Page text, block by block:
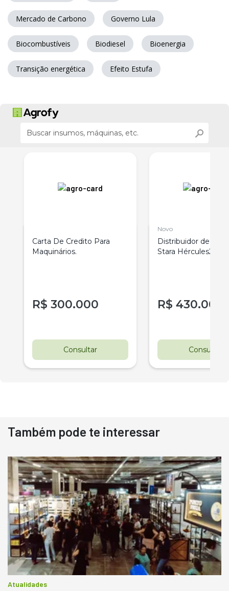
Mercado de Carbono Governo Lula
Biocombustíveis Biodiesel Bioenergia
Transição energética Efeito Estufa
Carta De Credito Para
Maquinários.
R$ 300.000
Consultar
Novo
Distribuidor de
Stara
R$ 430.000
Consultar
Também pode te interessar
Atualidades